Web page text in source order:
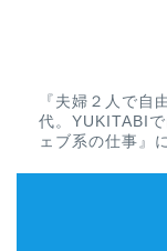
『夫婦２人で自
代。YUKITABI
ェブ系の仕事』